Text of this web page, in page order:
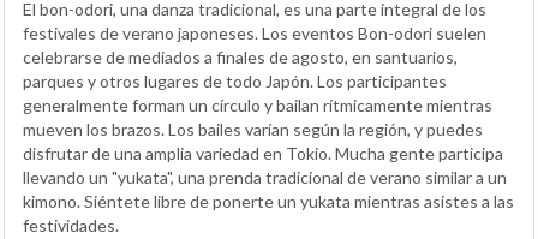
El bon-odori, una danza tradicional, es una parte integral de los
festivales de verano japoneses. Los eventos Bon-odori suelen
celebrarse de mediados a finales de agosto, en santuarios,
parques y otros lugares de todo Japón. Los participantes
generalmente forman un círculo y bailan rítmicamente mientras
mueven los brazos. Los bailes varían según la región, y puedes
disfrutar de una amplia variedad en Tokio. Mucha gente participa
llevando un "yukata", una prenda tradicional de verano similar a un
kimono. Siéntete libre de ponerte un yukata mientras asistes a las
festividades.